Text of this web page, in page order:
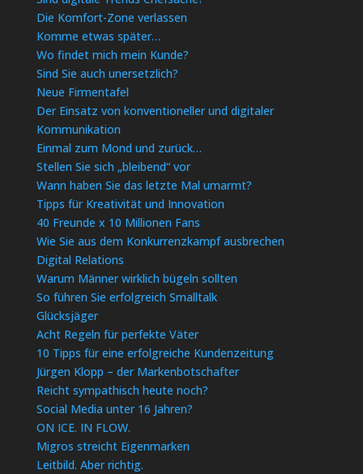
Die Komfort-Zone verlassen
Komme etwas später…
Wo findet mich mein Kunde?
Sind Sie auch unersetzlich?
Neue Firmentafel
Der Einsatz von konventioneller und digitaler
Kommunikation
Einmal zum Mond und zurück…
Stellen Sie sich „bleibend“ vor
Wann haben Sie das letzte Mal umarmt?
Tipps für Kreativität und Innovation
40 Freunde x 10 Millionen Fans
Wie Sie aus dem Konkurrenzkampf ausbrechen
Digital Relations
Warum Männer wirklich bügeln sollten
So führen Sie erfolgreich Smalltalk
Glücksjäger
Acht Regeln für perfekte Väter
10 Tipps für eine erfolgreiche Kundenzeitung
Jürgen Klopp – der Markenbotschafter
Reicht sympathisch heute noch?
Social Media unter 16 Jahren?
ON ICE. IN FLOW.
Migros streicht Eigenmarken
Leitbild. Aber richtig.